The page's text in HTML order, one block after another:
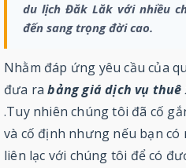
du lịch Đăk Lăk với nhiều
đến sang trọng đời cao.
Nhằm đáp ứng yêu cầu của
đưa rabảng giá dịch vụ thuê
.Tuy nhiên chúng tôi đã cố
và cố định nhưng nếu bạn có
liên lạc với chúng tôi để có